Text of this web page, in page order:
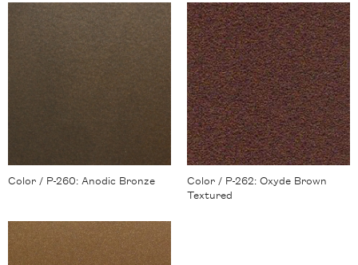
Color / P-260: Anodic Bronze
Color / P-262: Oxyde Brown
Textured